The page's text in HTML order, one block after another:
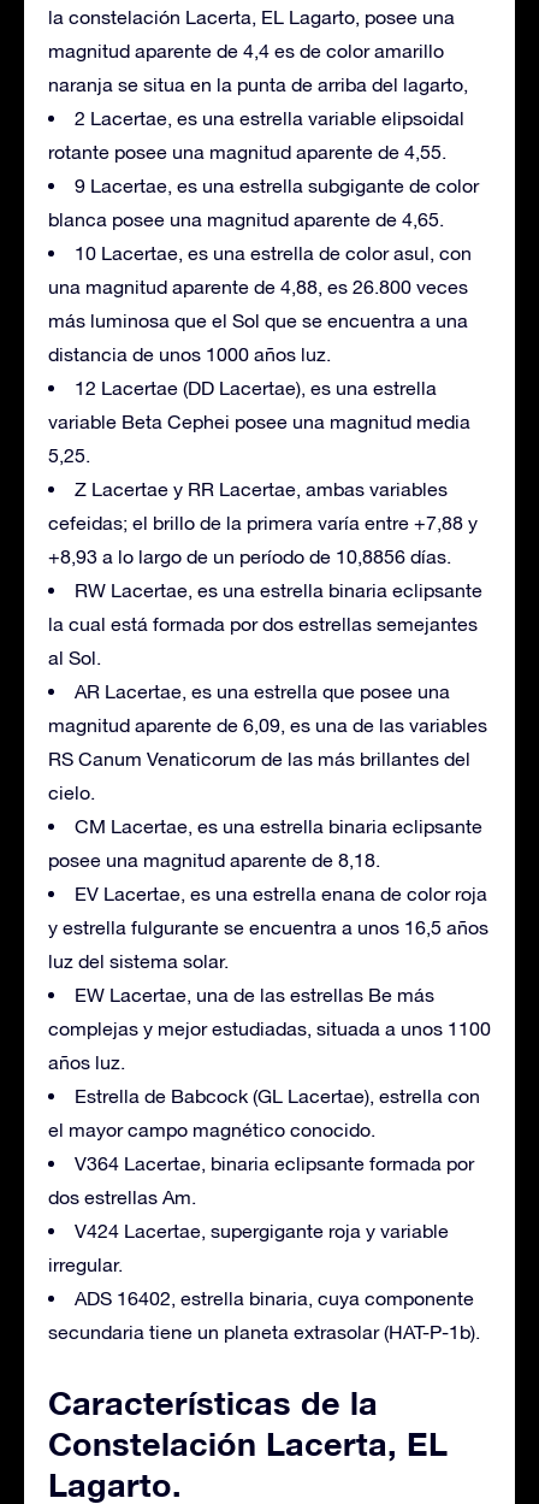
la constelación Lacerta, EL Lagarto, posee una
magnitud aparente de 4,4 es de color amarillo
naranja se situa en la punta de arriba del lagarto,
2 Lacertae, es una estrella variable elipsoidal
rotante posee una magnitud aparente de 4,55.
9 Lacertae, es una estrella subgigante de color
blanca posee una magnitud aparente de 4,65.
10 Lacertae, es una estrella de color asul, con
una magnitud aparente de 4,88, es 26.800 veces
más luminosa que el Sol que se encuentra a una
distancia de unos 1000 años luz.
12 Lacertae (DD Lacertae), es una estrella
variable Beta Cephei posee una magnitud media
5,25.
Z Lacertae y RR Lacertae, ambas variables
cefeidas; el brillo de la primera varía entre +7,88 y
+8,93 a lo largo de un período de 10,8856 días.
RW Lacertae, es una estrella binaria eclipsante
la cual está formada por dos estrellas semejantes
al Sol.
AR Lacertae, es una estrella que posee una
magnitud aparente de 6,09, es una de las variables
RS Canum Venaticorum de las más brillantes del
cielo.
CM Lacertae, es una estrella binaria eclipsante
posee una magnitud aparente de 8,18.
EV Lacertae, es una estrella enana de color roja
y estrella fulgurante se encuentra a unos 16,5 años
luz del sistema solar.
EW Lacertae, una de las estrellas Be más
complejas y mejor estudiadas, situada a unos 1100
años luz.
Estrella de Babcock (GL Lacertae), estrella con
el mayor campo magnético conocido.
V364 Lacertae, binaria eclipsante formada por
dos estrellas Am.
V424 Lacertae, supergigante roja y variable
irregular.
ADS 16402, estrella binaria, cuya componente
secundaria tiene un planeta extrasolar (HAT-P-1b).
Características de la
Constelación Lacerta, EL
Lagarto.